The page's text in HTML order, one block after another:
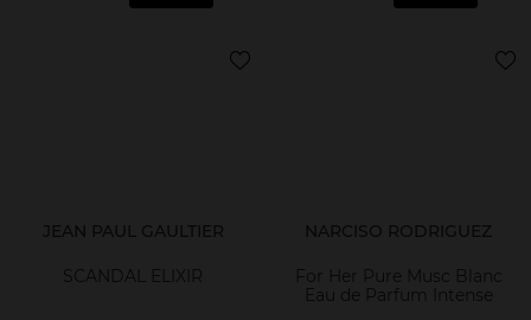
JEAN PAUL GAULTIER
SCANDAL ELIXIR
NARCISO RODRIGUEZ
For Her Pure Musc Blanc
Eau de Parfum Intense